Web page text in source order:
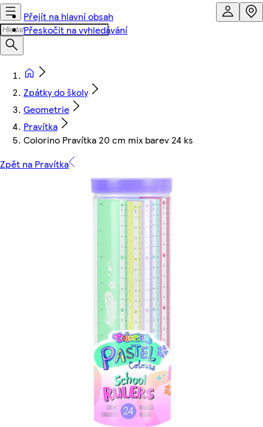
Přejít na hlavní obsah
Přeskočit na vyhledávání
Zpátky do školy
Geometrie
Pravítka
Colorino Pravítka 20 cm mix barev 24 ks
Zpět na Pravítka